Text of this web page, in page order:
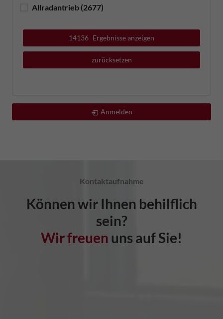
Allradantrieb (2677)
14136 Ergebnisse anzeigen
zurücksetzen
Anmelden
Kontaktaufnahme
Können wir Ihnen behilflich
sein?
Wir freuen uns auf Sie!